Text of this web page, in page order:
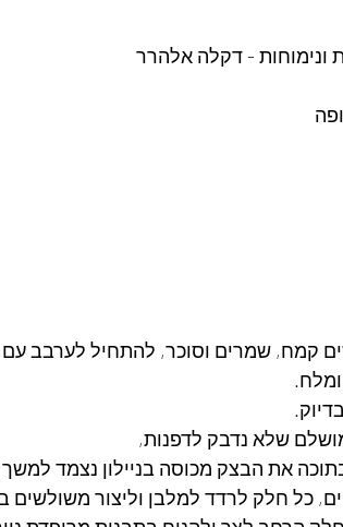
ונימוחות - דקלה אלהרר
קמח, שמרים וסוכר, להתחיל לערבב עם
שלא נדבק לדפנות,
את הבצק מכוסה בניילון נצמד
כל חלק לרדד למלבן וליצור משולשים